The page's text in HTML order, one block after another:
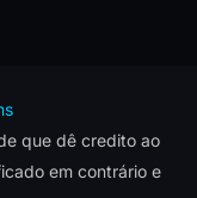
que dê credito ao
em contrário e